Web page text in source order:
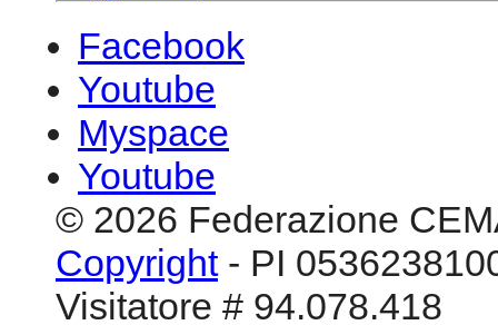
Facebook
Youtube
Myspace
Youtube
© 2026 Federazione
Copyright- PI
Visitatore # 94.078.418